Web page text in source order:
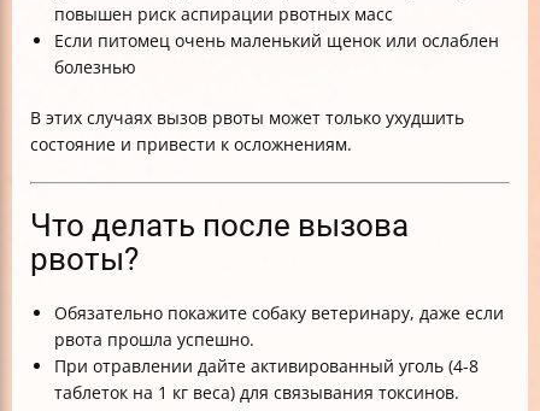
повышен риск аспирации рвотных масс
Если питомец очень маленький щенок или ослаблен
болезнью
В этих случаях вызов рвоты может только ухудшить
состояние и привести к осложнениям.
Что делать после вызова
рвоты?
Обязательно покажите собаку ветеринару, даже если
рвота прошла успешно.
При отравлении дайте активированный уголь (4-8
таблеток на 1 кг веса) для связывания токсинов.